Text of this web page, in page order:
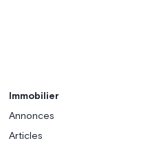
Immobilier
Annonces
Articles